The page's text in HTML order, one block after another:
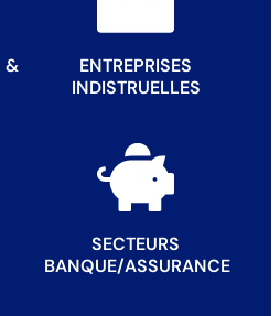
&
ENTREPRISES
INDISTRUELLES
SECTEURS
BANQUE/ASSURANCE